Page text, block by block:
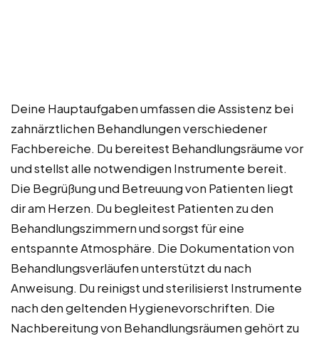
Deine Hauptaufgaben umfassen die Assistenz bei
zahnärztlichen Behandlungen verschiedener
Fachbereiche. Du bereitest Behandlungsräume vor
und stellst alle notwendigen Instrumente bereit.
Die Begrüßung und Betreuung von Patienten liegt
dir am Herzen. Du begleitest Patienten zu den
Behandlungszimmern und sorgst für eine
entspannte Atmosphäre. Die Dokumentation von
Behandlungsverläufen unterstützt du nach
Anweisung. Du reinigst und sterilisierst Instrumente
nach den geltenden Hygienevorschriften. Die
Nachbereitung von Behandlungsräumen gehört zu